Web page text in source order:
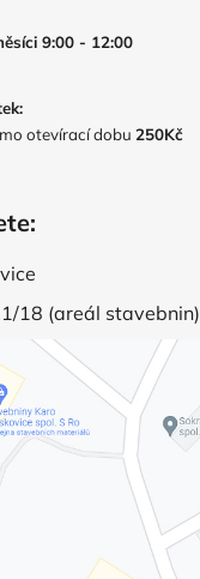
9:00 - 12:00
otevírací dobu 250Kč
18 (areál stavebnin)